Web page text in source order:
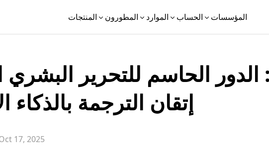
المنتجات المطورون الموارد الحساب المؤسسات
الدور الحاسم للتحرير
إتقان الترجمة
17, 2025